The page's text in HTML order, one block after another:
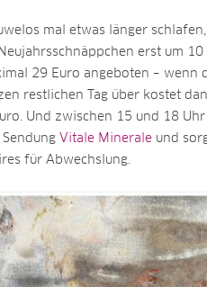
mal etwas länger
erst um 10
29 Euro angeboten – wenn
restlichen Tag über kostet
Und zwischen 15 und 18
Vitale Minerale und
für Abwechslung.